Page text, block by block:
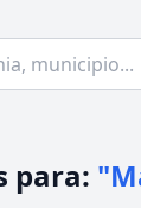
para: